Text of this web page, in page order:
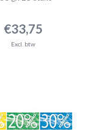
€33,75
Excl. btw